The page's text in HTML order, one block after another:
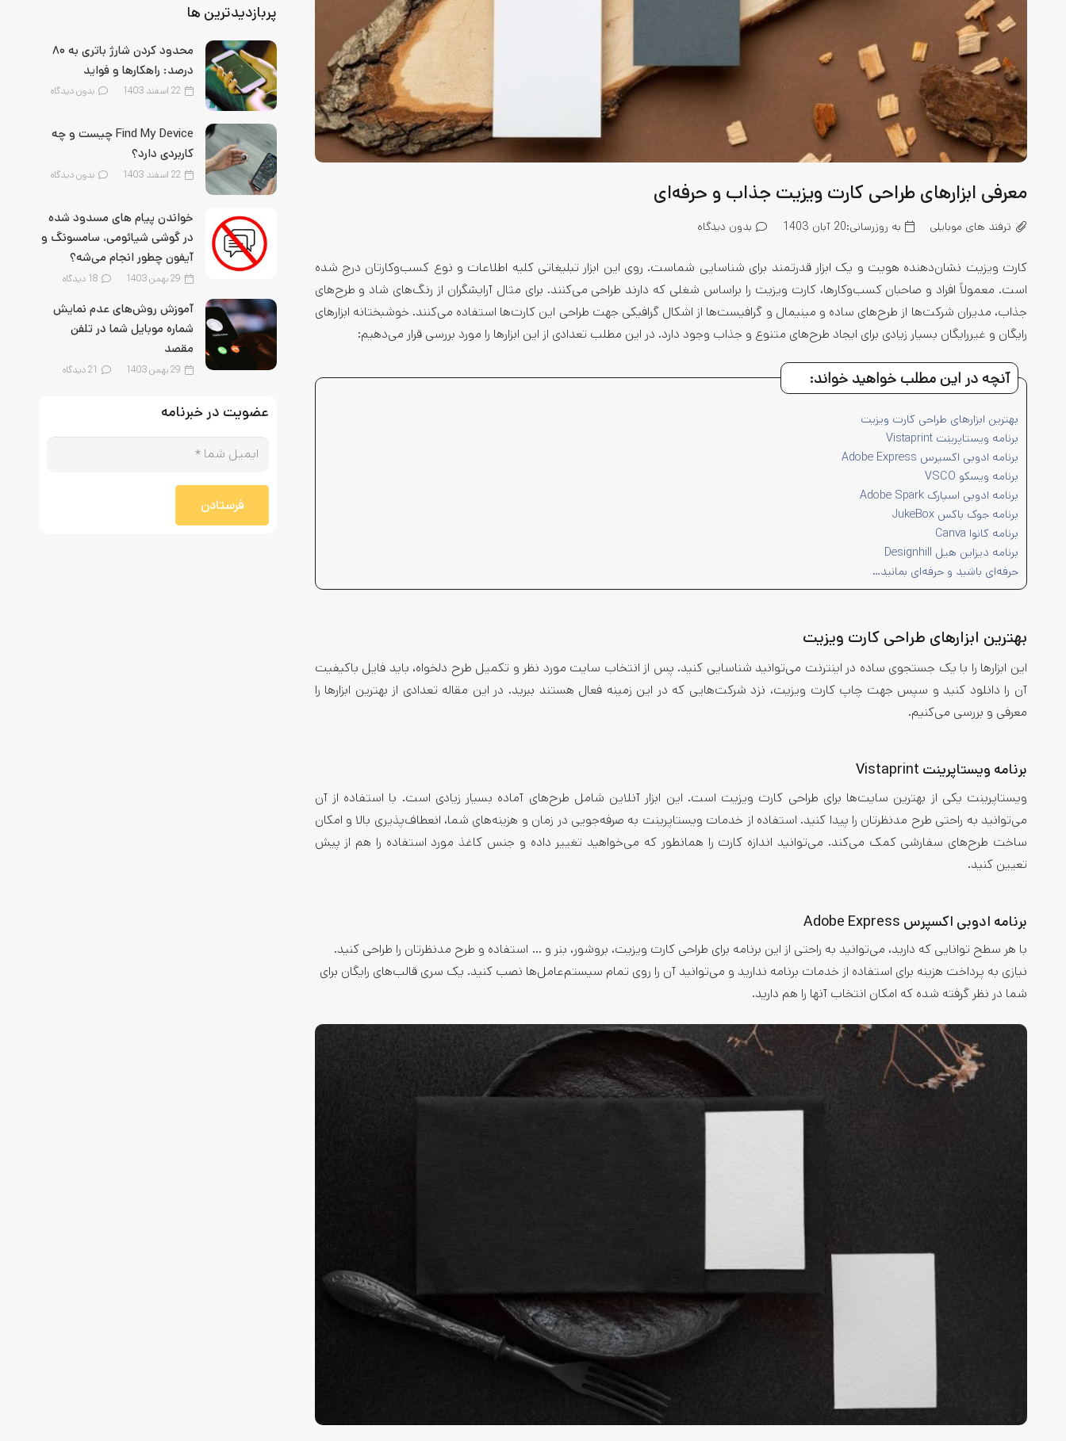
معرفی ابزارهای طراحی کارت ویزیت جذاب و حرفه‌ای
ترفند های موبایلی به روزرسانی:20 آبان 1403 بدون دیدگاه
کارت ویزیت نشان‌دهنده هویت و یک ابزار قدرتمند برای شناسایی شماست. روی این ابزار تبلیغاتی کلیه اطلاعات و نوع کسب‌وکارتان درج شده
است. معمولاً افراد و صاحبان کسب‌وکارها، کارت ویزیت را براساس شغلی که دارند طراحی می‌کنند. برای مثال آرایشگران از رنگ‌های شاد و طرح‌های
جذاب، مدیران شرکت‌ها از طرح‌های ساده و مینیمال و گرافیست‌ها از اشکال گرافیکی جهت طراحی این کارت‌ها استفاده می‌کنند. خوشبختانه ابزارهای
رایگان و غیررایگان بسیار زیادی برای ایجاد طرح‌های متنوع و جذاب وجود دارد. در این مطلب تعدادی از این ابزارها را مورد بررسی قرار می‌دهیم:
آنچه در این مطلب خواهید خواند:
بهترین ابزارهای طراحی کارت ویزیت
برنامه ویستاپرینت Vistaprint
برنامه ادوبی اکسپرس Adobe Express
برنامه ویسکو VSCO
برنامه ادوبی اسپارک Adobe Spark
برنامه جوک باکس JukeBox
برنامه کانوا Canva
برنامه دیزاین هیل Designhill
حرفه‌ای باشید و حرفه‌ای بمانید…
بهترین ابزارهای طراحی کارت ویزیت
این ابزارها را با یک جستجوی ساده در اینترنت می‌توانید شناسایی کنید. پس از انتخاب سایت مورد نظر و تکمیل طرح دلخواه، باید فایل باکیفیت
آن را دانلود کنید و سپس جهت چاپ کارت ویزیت، نزد شرکت‌هایی که در این زمینه فعال هستند ببرید. در این مقاله تعدادی از بهترین ابزارها را
معرفی و بررسی می‌کنیم.
برنامه ویستاپرینت Vistaprint
ویستاپرینت یکی از بهترین سایت‌ها برای طراحی کارت ویزیت است. این ابزار آنلاین شامل طرح‌های آماده بسیار زیادی است. با استفاده از آن
می‌توانید به راحتی طرح مدنظرتان را پیدا کنید. استفاده از خدمات ویستاپرینت به صرفه‌جویی در زمان و هزینه‌های شما، انعطاف‌پذیری بالا و امکان
ساخت طرح‌های سفارشی کمک می‌کند. می‌توانید اندازه کارت را همانطور که می‌خواهید تغییر داده و جنس کاغذ مورد استفاده را هم از پیش
تعیین کنید.
برنامه ادوبی اکسپرس Adobe Express
با هر سطح توانایی که دارید، می‌توانید به راحتی از این برنامه برای طراحی کارت ویزیت، بروشور، بنر و … استفاده و طرح مدنظرتان را طراحی کنید.
نیازی به پرداخت هزینه برای استفاده از خدمات برنامه ندارید و می‌توانید آن را روی تمام سیستم‌عامل‌ها نصب کنید. یک سری قالب‌های رایگان برای
شما در نظر گرفته شده که امکان انتخاب آنها را هم دارید.
پربازدیدترین ها
محدود کردن شارژ باتری به ۸۰
درصد: راهکارها و فواید
22 اسفند 1403 بدون دیدگاه
Find My Device چیست و چه
کاربردی دارد؟
22 اسفند 1403 بدون دیدگاه
خواندن پیام های مسدود شده
در گوشی شیائومی، سامسونگ و
آیفون چطور انجام می‌شه؟
29 بهمن 1403 18 دیدگاه
آموزش روش‌های عدم نمایش
شماره موبایل شما در تلفن
مقصد
29 بهمن 1403 21دیدگاه
عضویت در خبرنامه
فرستادن